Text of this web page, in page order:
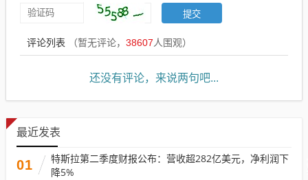
评论列表 （暂无评论， 38607人围观）
还没有评论，来说两句吧...
最近发表
01
特斯拉第二季度财报公布：营收超282亿美元，净利润下
降5%